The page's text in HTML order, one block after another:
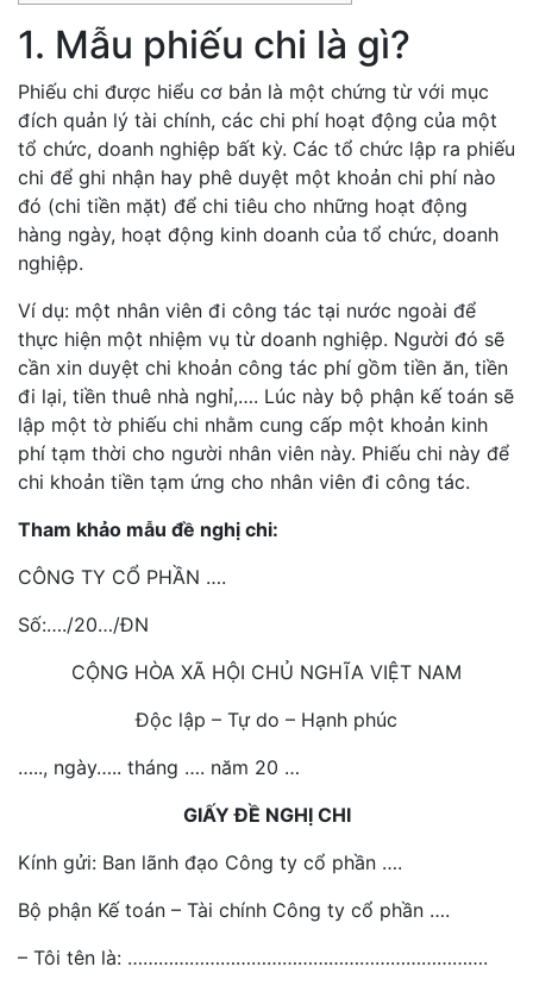
1. Mẫu phiếu chi là gì?
Phiếu chi được hiểu cơ bản là một chứng từ với mục
đích quản lý tài chính, các chi phí hoạt động của một
tổ chức, doanh nghiệp bất kỳ. Các tổ chức lập ra phiếu
chi để ghi nhận hay phê duyệt một khoản chi phí nào
đó (chi tiền mặt) để chi tiêu cho những hoạt động
hàng ngày, hoạt động kinh doanh của tổ chức, doanh
nghiệp.
Ví dụ: một nhân viên đi công tác tại nước ngoài để
thực hiện một nhiệm vụ từ doanh nghiệp. Người đó sẽ
cần xin duyệt chi khoản công tác phí gồm tiền ăn, tiền
đi lại, tiền thuê nhà nghỉ,…. Lúc này bộ phận kế toán sẽ
lập một tờ phiếu chi nhằm cung cấp một khoản kinh
phí tạm thời cho người nhân viên này. Phiếu chi này để
chi khoản tiền tạm ứng cho nhân viên đi công tác.
Tham khảo mẫu đề nghị chi:
CÔNG TY CỔ PHẦN ….
Số:…./20…/ĐN
CỘNG HÒA XÃ HỘI CHỦ NGHĨA VIỆT NAM
Độc lập – Tự do – Hạnh phúc
….., ngày….. tháng …. năm 20 …
GIẤY ĐỀ NGHỊ CHI
Kính gửi: Ban lãnh đạo Công ty cổ phần ….
Bộ phận Kế toán – Tài chính Công ty cổ phần ….
– Tôi tên là: …………………………………………………………….